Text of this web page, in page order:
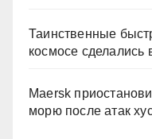
Таинственные
космосе сделались
Maersk
морю после атак